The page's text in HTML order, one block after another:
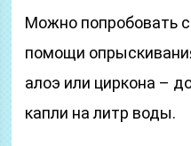
Можно попробовать
помощи
алоэ или циркона –
капли на литр воды.